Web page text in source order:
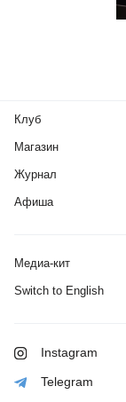
Клуб
Магазин
Журнал
Афиша
Медиа-кит
Switch to English
Instagram
Telegram